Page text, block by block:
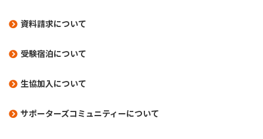
資料請求について
受験宿泊について
生協加入について
サポーターズコミュニティーについて